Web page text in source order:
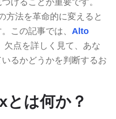
方法を革命的に変えると
この記事では、 Alto
欠点を詳しく見て、あな
るかどうかを判断するお
は何か？